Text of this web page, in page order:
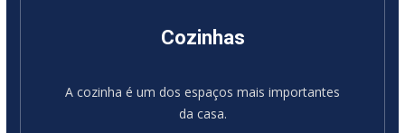
Cozinhas
A cozinha é um dos espaços mais importantes
da casa.